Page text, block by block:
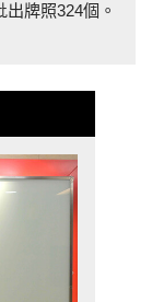
牌照324個。